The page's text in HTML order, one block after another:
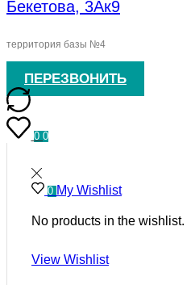
Бекетова, 3Ак9
территория базы №4
ПЕРЕЗВОНИТЬ
00
0 My Wishlist
No products in the wishlist.
View Wishlist